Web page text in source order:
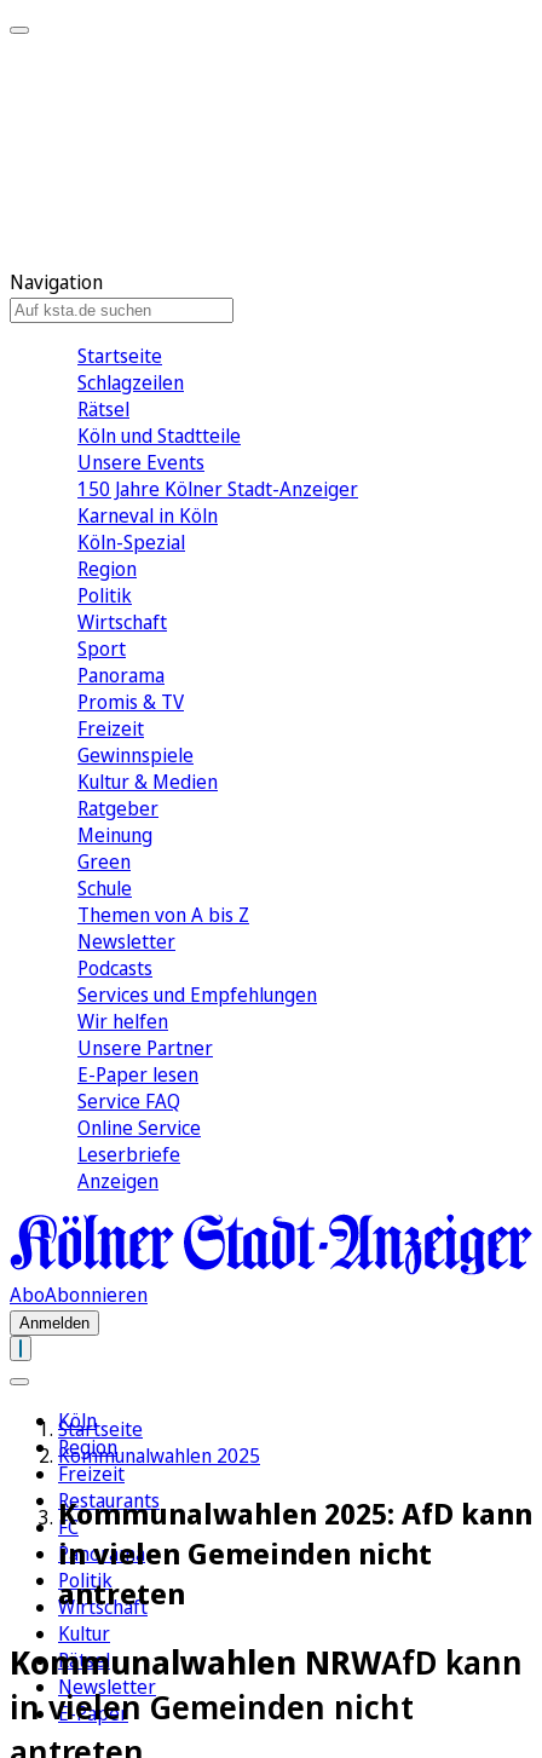
Navigation
Startseite
Schlagzeilen
Rätsel
Köln und Stadtteile
Unsere Events
150 Jahre Kölner Stadt-Anzeiger
Karneval in Köln
Köln-Spezial
Region
Politik
Wirtschaft
Sport
Panorama
Promis & TV
Freizeit
Gewinnspiele
Kultur & Medien
Ratgeber
Meinung
Green
Schule
Themen von A bis Z
Newsletter
Podcasts
Services und Empfehlungen
Wir helfen
Unsere Partner
E-Paper lesen
Service FAQ
Online Service
Leserbriefe
Anzeigen
AboAbonnieren
Anmelden
Köln
Region
Freizeit
Restaurants
FC
Panorama
Politik
Wirtschaft
Kultur
Rätsel
Newsletter
E-Paper
Startseite
Kommunalwahlen 2025
Kommunalwahlen 2025: AfD kann
in vielen Gemeinden nicht
antreten
Kommunalwahlen NRWAfD kann
in vielen Gemeinden nicht